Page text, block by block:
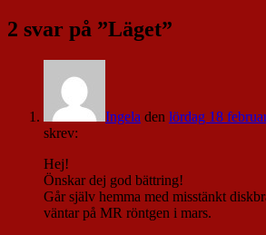
2 svar på ”Läget”
Ingela den lördag 18
skrev:
Hej!
Önskar dej god bättring!
Går själv hemma med misstänkt
väntar på MR röntgen i mars.